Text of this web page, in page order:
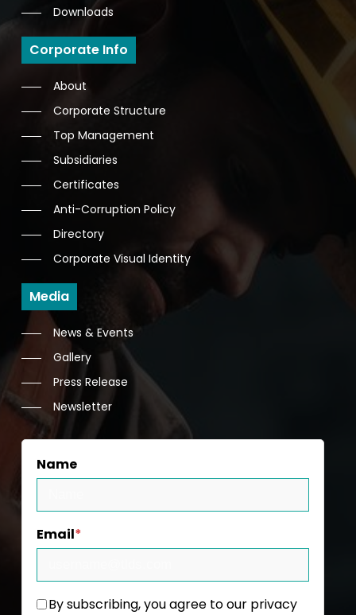
Downloads
Corporate Info
About
Corporate Structure
Top Management
Subsidiaries
Certificates
Anti-Corruption Policy
Directory
Corporate Visual Identity
Media
News & Events
Gallery
Press Release
Newsletter
Name
Email*
By subscribing, you agree to our privacy